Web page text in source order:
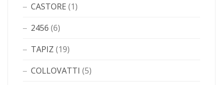
CASTORE (1)
2456 (6)
TAPIZ (19)
COLLOVATTI (5)